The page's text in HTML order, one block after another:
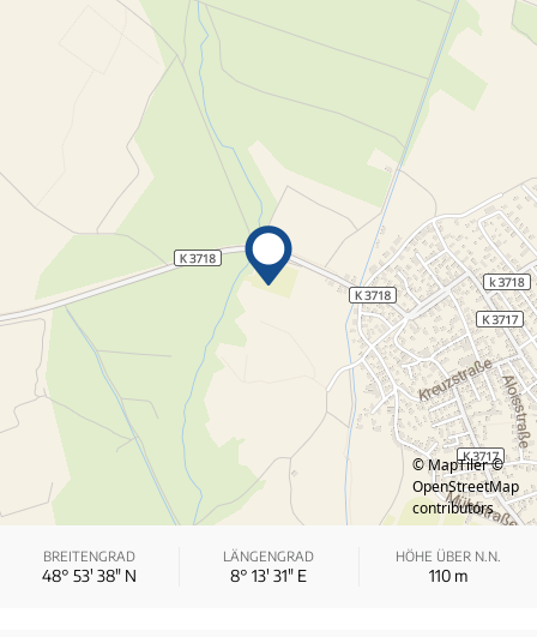
© MapTiler©
OpenStreetMap
contributors
BREITENGRAD
48° 53′ 38″ N
LÄNGENGRAD
8° 13′ 31″ E
HÖHE ÜBER N.N.
110m